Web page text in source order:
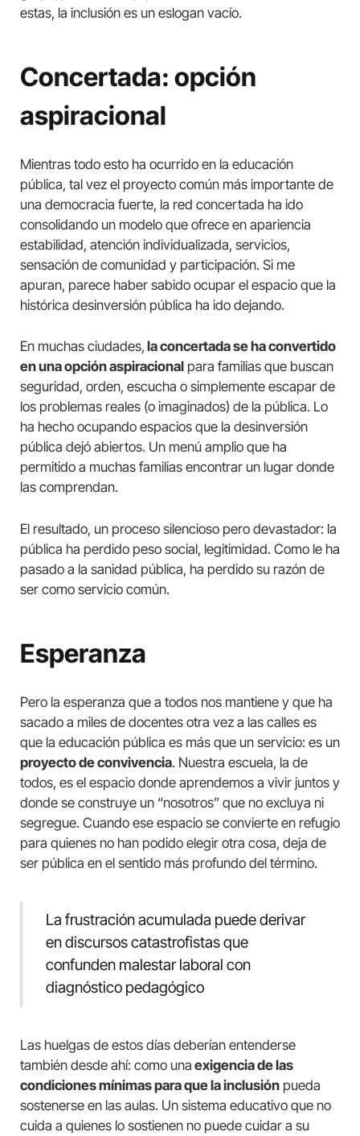
estas, la inclusión es un eslogan vacío.
Concertada: opción
aspiracional
Mientras todo esto ha ocurrido en la educación
pública, tal vez el proyecto común más importante de
una democracia fuerte, la red concertada ha ido
consolidando un modelo que ofrece en apariencia
estabilidad, atención individualizada, servicios,
sensación de comunidad y participación. Si me
apuran, parece haber sabido ocupar el espacio que la
histórica desinversión pública ha ido dejando.
En muchas ciudades, la concertada se ha convertido
en una opción aspiracional para familias que buscan
seguridad, orden, escucha o simplemente escapar de
los problemas reales (o imaginados) de la pública. Lo
ha hecho ocupando espacios que la desinversión
pública dejó abiertos. Un menú amplio que ha
permitido a muchas familias encontrar un lugar donde
las comprendan.
El resultado, un proceso silencioso pero devastador: la
pública ha perdido peso social, legitimidad. Como le ha
pasado a la sanidad pública, ha perdido su razón de
ser como servicio común.
Esperanza
Pero la esperanza que a todos nos mantiene y que ha
sacado a miles de docentes otra vez a las calles es
que la educación pública es más que un servicio: es un
proyecto de convivencia. Nuestra escuela, la de
todos, es el espacio donde aprendemos a vivir juntos y
donde se construye un “nosotros” que no excluya ni
segregue. Cuando ese espacio se convierte en refugio
para quienes no han podido elegir otra cosa, deja de
ser pública en el sentido más profundo del término.
La frustración acumulada puede derivar
en discursos catastrofistas que
confunden malestar laboral con
diagnóstico pedagógico
Las huelgas de estos días deberían entenderse
también desde ahí: como una exigencia de las
condiciones mínimas para que la inclusión pueda
sostenerse en las aulas. Un sistema educativo que no
cuida a quienes lo sostienen no puede cuidar a su